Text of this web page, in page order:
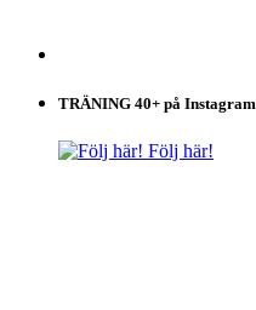
TRÄNING 40+ på Instagram
Följ här!